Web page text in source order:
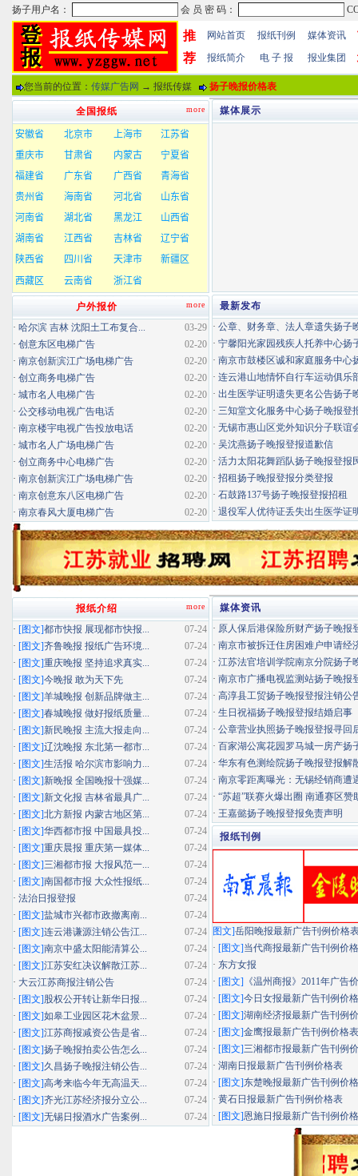
推
荐
网站首页 报纸刊例 媒体资讯
报纸简介 电 子 报 报业集团
您当前的位置： 传媒广告网 → 报纸传媒 扬子晚报价格表
媒体展示
最新发布
· 公章、财务章、法人章遗失扬子
· 宁馨阳光家园残疾人托养中心扬
· 南京市鼓楼区诚和家庭服务中心
· 连云港山地情怀自行车运动俱乐
· 出生医学证明遗失更名公告扬子
· 三知堂文化服务中心扬子晚报登
· 无锡市惠山区党外知识分子联谊
· 吴沈燕扬子晚报登报道歉信
· 活力太阳花舞蹈队扬子晚报登报
· 招租扬子晚报登报分类登报
· 石鼓路137号扬子晚报登报招租
· 退役军人优待证丢失出生医学证
more
全国报纸
more
户外报价
03-29
· 哈尔滨 吉林 沈阳土工布复合...
02-20
· 创意东区电梯广告
02-20
· 南京创新滨江广场电梯广告
02-20
· 创立商务电梯广告
02-20
· 城市名人电梯广告
02-20
· 公交移动电视广告电话
02-20
· 南京楼宇电视广告投放电话
02-20
· 城市名人广场电梯广告
02-20
· 创立商务中心电梯广告
02-20
· 南京创新滨江广场电梯广告
02-20
· 南京创意东八区电梯广告
02-20
· 南京春风大厦电梯广告
媒体资讯
· 原人保后港保险所财产扬子晚报
· 南京市被拆迁住房困难户申请经
· 江苏法官培训学院南京分院扬子
· 南京市广播电视监测站扬子晚报
· 高淳县工贸扬子晚报登报注销公
· 生日祝福扬子晚报登报结婚启事
· 公章营业执照扬子晚报登报寻回
· 百家湖公寓花园罗马城一房产扬
· 华东有色测绘院扬子晚报登报解
· 南京零距离曝光：无锡经销商遭
· “苏超”联赛火爆出圈 南通赛区赞
· 王嘉懿扬子晚报登报免责声明
报纸刊例
图文]岳阳晚报最新广告刊例价格
· [图文]当代商报最新广告刊例价
· 东方女报
· [图文] 《温州商报》2011年广告
· [图文]今日女报最新广告刊例价
· [图文]湖南经济报最新广告刊例
· [图文]金鹰报最新广告刊例价格表
· [图文]三湘都市报最新广告刊例
· 湖南日报最新广告刊例价格表
· [图文]东楚晚报最新广告刊例价
· 黄石日报最新广告刊例价格表
· [图文]恩施日报最新广告刊例价
more
报纸介绍
07-24
· [图文]都市快报 展现都市快报...
07-24
· [图文]齐鲁晚报 报纸广告环境...
07-24
· [图文]重庆晚报 坚持追求真实...
07-24
· [图文]今晚报 敢为天下先
07-24
· [图文]羊城晚报 创新品牌做主...
07-24
· [图文]春城晚报 做好报纸质量...
07-24
· [图文]新民晚报 主流大报走向...
07-24
· [图文]辽沈晚报 东北第一都市...
07-24
· [图文]生活报 哈尔滨市影响力...
07-24
· [图文]新晚报 全国晚报十强媒...
07-24
· [图文]新文化报 吉林省最具广...
07-24
· [图文]北方新报 内蒙古地区第...
07-24
· [图文]华西都市报 中国最具投...
07-24
· [图文]重庆晨报 重庆第一媒体...
07-24
· [图文]三湘都市报 大报风范一...
07-24
· [图文]南国都市报 大众性报纸...
07-24
· 法治日报登报
07-24
· [图文]盐城市兴都市政撤离南...
07-24
· [图文]连云港谦源注销公告江...
07-24
· [图文]南京中盛太阳能清算公...
07-24
· [图文]江苏安红决议解散江苏...
07-24
· 大云江苏商报注销公告
07-24
· [图文]股权公开转让新华日报...
07-24
· [图文]如皋工业园区花木盆景...
07-24
· [图文]江苏商报减资公告是省...
07-24
· [图文]扬子晚报拍卖公告怎么...
07-24
· [图文]久昌扬子晚报注销公告...
07-24
· [图文]高考来临今年无高温天...
07-24
· [图文]齐光江苏经济报分立公...
07-24
· [图文]无锡日报酒水广告案例...